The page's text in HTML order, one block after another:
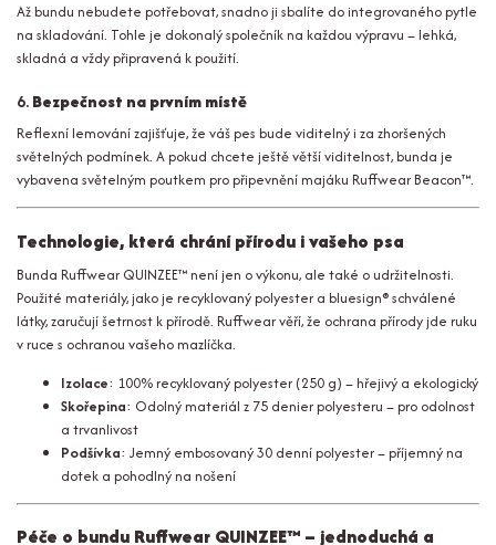
Až bundu nebudete potřebovat, snadno ji sbalíte do integrovaného pytle
na skladování. Tohle je dokonalý společník na každou výpravu – lehká,
skladná a vždy připravená k použití.
6.Bezpečnost na prvním místě
Reflexní lemování zajišťuje, že váš pes bude viditelný i za zhoršených
světelných podmínek. A pokud chcete ještě větší viditelnost, bunda je
vybavena světelným poutkem pro připevnění majáku Ruffwear Beacon™.
Technologie, která chrání přírodu i vašeho psa
Bunda Ruffwear QUINZEE™ není jen o výkonu, ale také o udržitelnosti.
Použité materiály, jako je recyklovaný polyester a bluesign® schválené
látky, zaručují šetrnost k přírodě. Ruffwear věří, že ochrana přírody jde ruku
v ruce s ochranou vašeho mazlíčka.
Izolace: 100% recyklovaný polyester (250 g) – hřejivý a ekologický
Skořepina: Odolný materiál z 75 denier polyesteru – pro odolnost
a trvanlivost
Podšívka: Jemný embosovaný 30 denní polyester – příjemný na
dotek a pohodlný na nošení
Péče o bundu Ruffwear QUINZEE™ – jednoduchá a